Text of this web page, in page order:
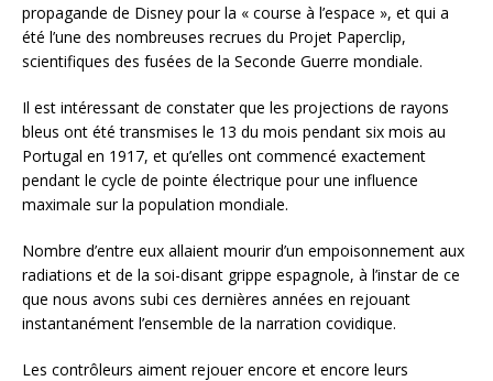
propagande de Disney pour la « course à l’espace », et qui a
été l’une des nombreuses recrues du Projet Paperclip,
scientifiques des fusées de la Seconde Guerre mondiale.
Il est intéressant de constater que les projections de rayons
bleus ont été transmises le 13 du mois pendant six mois au
Portugal en 1917, et qu’elles ont commencé exactement
pendant le cycle de pointe électrique pour une influence
maximale sur la population mondiale.
Nombre d’entre eux allaient mourir d’un empoisonnement aux
radiations et de la soi-disant grippe espagnole, à l’instar de ce
que nous avons subi ces dernières années en rejouant
instantanément l’ensemble de la narration covidique.
Les contrôleurs aiment rejouer encore et encore leurs